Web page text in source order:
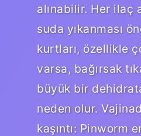
alınabilir. Her ilaç
suda yıkanması
kurtları, özellikle
varsa, bağırsak
büyük bir
neden olur.
kaşıntı: Pinworm